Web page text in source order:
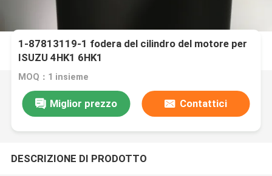
1-87813119-1 fodera del cilindro del motore per
ISUZU 4HK1 6HK1
MOQ：1 insieme
Miglior prezzo Contattici
DESCRIZIONE DI PRODOTTO